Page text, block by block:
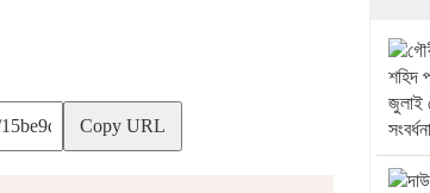
Copy URL